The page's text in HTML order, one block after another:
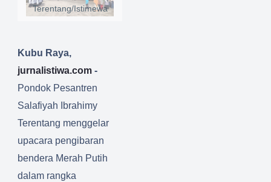
Terentang/Istimewa
Kubu Raya,
jurnalistiwa.com -
Pondok Pesantren
Salafiyah Ibrahimy
Terentang menggelar
upacara pengibaran
bendera Merah Putih
dalam rangka